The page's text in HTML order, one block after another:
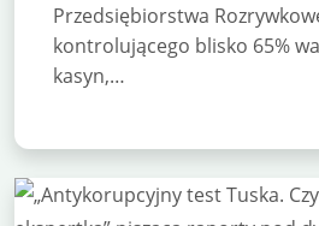
Przedsiębiorstwa
kontrolującego blisko 65%
kasyn,…